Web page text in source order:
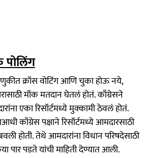
क्रॉस वोटिंग आणि चुका होऊ नये,
मॉक मतदान घेतलं होतं. काँग्रेसने
एका रिसॉर्टमध्ये मुक्कामी ठेवलं होतं.
काँग्रेस पक्षाने रिसॉर्टमध्ये आमदारसाठी
होती. तेथे आमदारांना विधान परिषदेसाठी
पार पडते यांची माहिती देण्यात आली.